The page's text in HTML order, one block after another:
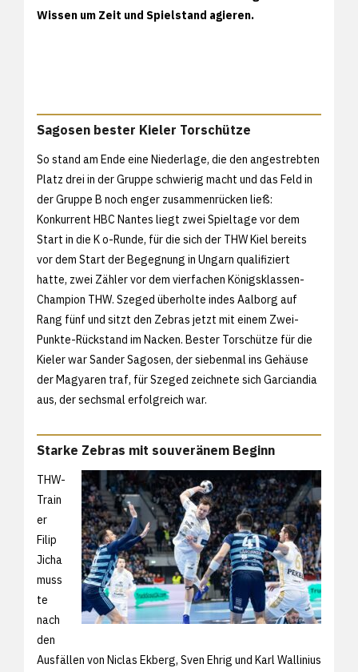
Wissen um Zeit und Spielstand agieren.
Sagosen bester Kieler Torschütze
So stand am Ende eine Niederlage, die den angestrebten
Platz drei in der Gruppe schwierig macht und das Feld in
der Gruppe B noch enger zusammenrücken ließ:
Konkurrent HBC Nantes liegt zwei Spieltage vor dem
Start in die K o-Runde, für die sich der THW Kiel bereits
vor dem Start der Begegnung in Ungarn qualifiziert
hatte, zwei Zähler vor dem vierfachen Königsklassen-
Champion THW. Szeged überholte indes Aalborg auf
Rang fünf und sitzt den Zebras jetzt mit einem Zwei-
Punkte-Rückstand im Nacken. Bester Torschütze für die
Kieler war Sander Sagosen, der siebenmal ins Gehäuse
der Magyaren traf, für Szeged zeichnete sich Garciandia
aus, der sechsmal erfolgreich war.
Starke Zebras mit souveränem Beginn
THW-
Train
er
Filip
Jicha
muss
te
nach
den
Ausfällen von Niclas Ekberg, Sven Ehrig und Karl Wallinius